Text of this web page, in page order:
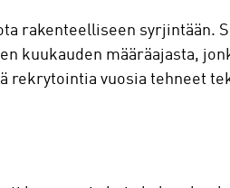
rakenteelliseen syrjintään.
kuukauden määräajasta,
rekrytointia vuosia tehneet